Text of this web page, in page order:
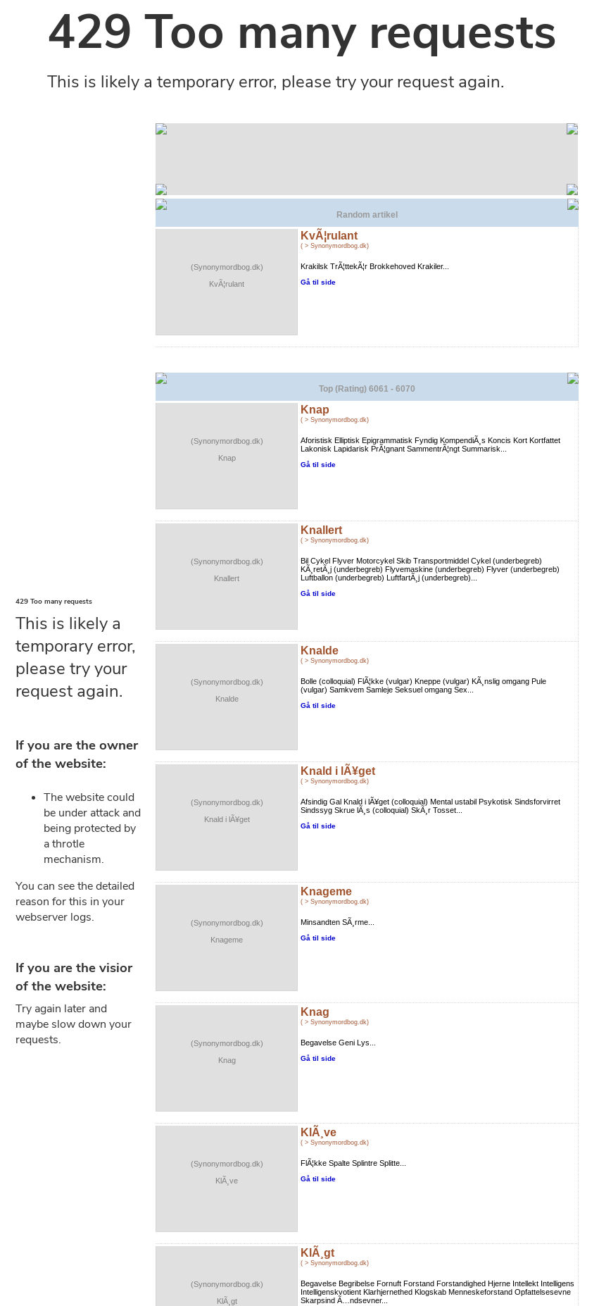
Random artikel
(Synonymordbog.dk)
KvÃ¦rulant
KvÃ¦rulant
( > Synonymordbog.dk)
Krakilsk TrÃ¦ttekÃ¦r Brokkehoved Krakiler...
Gå til side
Top (Rating) 6061 - 6070
(Synonymordbog.dk)
Knap
Knap
( > Synonymordbog.dk)
Aforistisk Elliptisk Epigrammatisk Fyndig KompendiÃ¸s Koncis Kort Kortfattet
Lakonisk Lapidarisk PrÃ¦gnant SammentrÃ¦ngt Summarisk...
Gå til side
(Synonymordbog.dk)
Knallert
Knallert
( > Synonymordbog.dk)
Bil Cykel Flyver Motorcykel Skib Transportmiddel Cykel (underbegreb)
KÃ¸retÃ¸j (underbegreb) Flyvemaskine (underbegreb) Flyver (underbegreb)
Luftballon (underbegreb) LuftfartÃ¸j (underbegreb)...
Gå til side
(Synonymordbog.dk)
Knalde
Knalde
( > Synonymordbog.dk)
Bolle (colloquial) FlÃ¦kke (vulgar) Kneppe (vulgar) KÃ¸nslig omgang Pule
(vulgar) Samkvem Samleje Seksuel omgang Sex...
Gå til side
(Synonymordbog.dk)
Knald i lÃ¥get
Knald i lÃ¥get
( > Synonymordbog.dk)
Afsindig Gal Knald i lÃ¥get (colloquial) Mental ustabil Psykotisk Sindsforvirret
Sindssyg Skrue lÃ¸s (colloquial) SkÃ¸r Tosset...
Gå til side
(Synonymordbog.dk)
Knageme
Knageme
( > Synonymordbog.dk)
Minsandten SÃ¸rme...
Gå til side
(Synonymordbog.dk)
Knag
Knag
( > Synonymordbog.dk)
Begavelse Geni Lys...
Gå til side
(Synonymordbog.dk)
KlÃ¸ve
KlÃ¸ve
( > Synonymordbog.dk)
FlÃ¦kke Spalte Splintre Splitte...
Gå til side
(Synonymordbog.dk)
KlÃ¸gt
KlÃ¸gt
( > Synonymordbog.dk)
Begavelse Begribelse Fornuft Forstand Forstandighed Hjerne Intellekt Intelligens
Intelligenskvotient Klarhjernethed Klogskab Menneskeforstand Opfattelsesevne
Skarpsind Ã…ndsevner...